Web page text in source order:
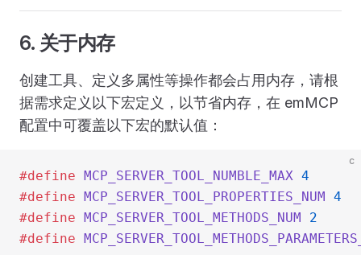
6. 关于内存
创建工具、定义多属性等操作都会占用内存，请根
据需求定义以下宏定义，以节省内存，在 emMCP
配置中可覆盖以下宏的默认值：
c
#define MCP_SERVER_TOOL_NUMBLE_MAX 4
#define MCP_SERVER_TOOL_PROPERTIES_NUM 4
#define MCP_SERVER_TOOL_METHODS_NUM 2
#define